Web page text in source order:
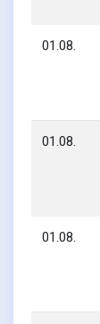
01.08.
01.08.
01.08.